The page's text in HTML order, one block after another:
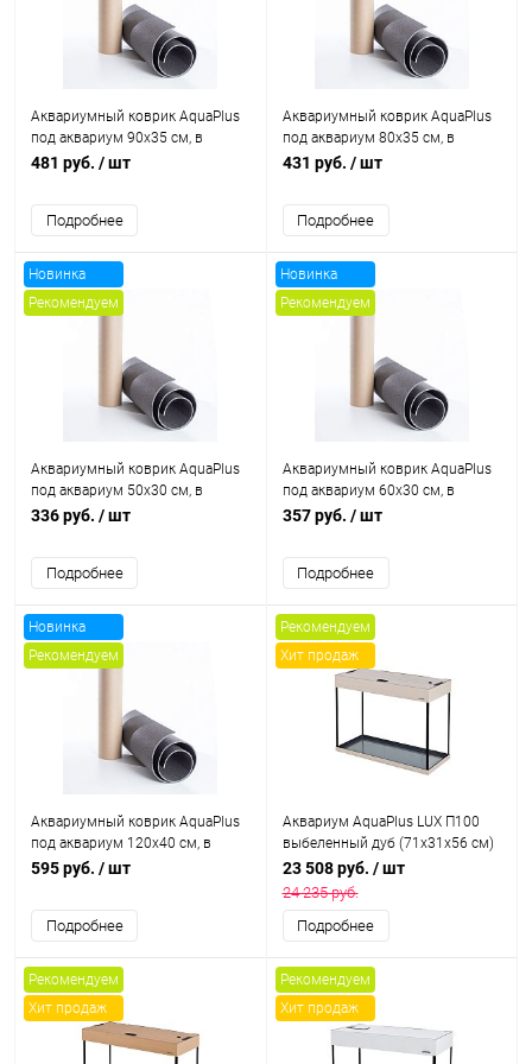
Аквариумный коврик AquaPlus
под аквариум 90х35 см, в
тубусе
481 руб. / шт
Подробнее
Аквариумный коврик AquaPlus
под аквариум 80x35 см, в
тубусе
431 руб. / шт
Подробнее
Новинка
Рекомендуем
Аквариумный коврик AquaPlus
под аквариум 50х30 см, в
тубусе
336 руб. / шт
Подробнее
Новинка
Рекомендуем
Аквариумный коврик AquaPlus
под аквариум 60x30 см, в
тубусе
357 руб. / шт
Подробнее
Новинка
Рекомендуем
Аквариумный коврик AquaPlus
под аквариум 120x40 см, в
тубусе
595 руб. / шт
Подробнее
Рекомендуем
Хит продаж
Аквариум AquaPlus LUX П100
выбеленный дуб (71х31х56 см)
стекло 6 мм, прямоугольный, 92
л., с лампами Т8 2х18 Вт, аквар.
коврик
23 508 руб. / шт
24 235 руб.
Подробнее
Рекомендуем
Хит продаж
Рекомендуем
Хит продаж